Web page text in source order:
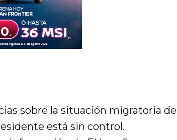
sobre la situación migratoria de
está sin control.